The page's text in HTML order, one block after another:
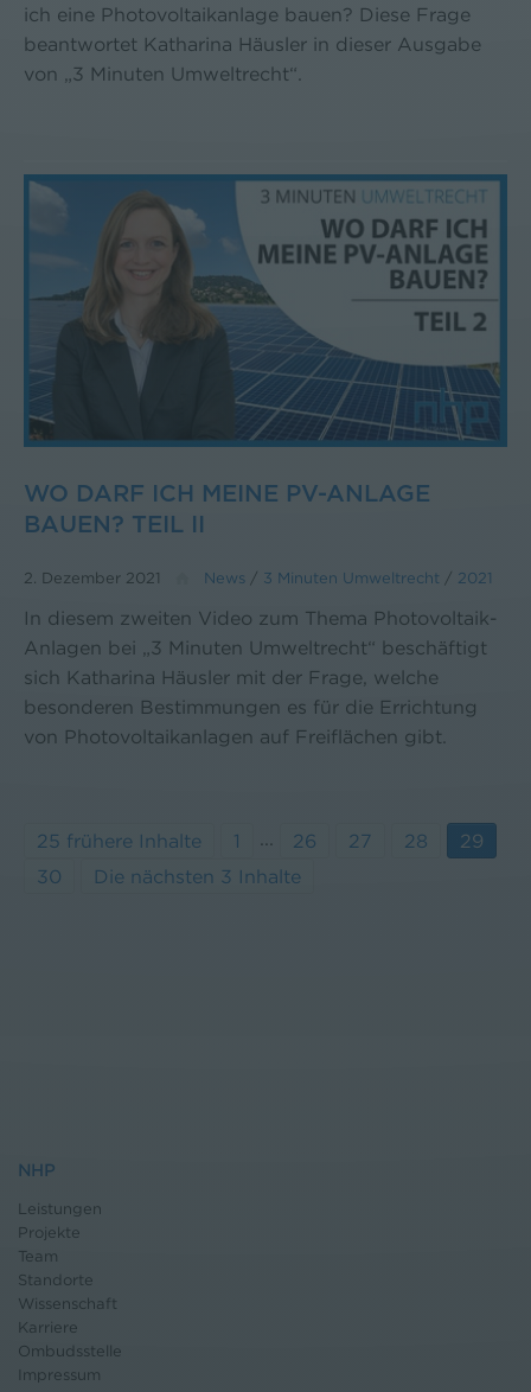
ich eine Photovoltaikanlage bauen? Diese Frage
beantwortet Katharina Häusler in dieser Ausgabe
von „3 Minuten Umweltrecht“.
WO DARF ICH MEINE PV-ANLAGE
BAUEN? TEIL II
2. Dezember 2021 News / 3 Minuten Umweltrecht / 2021
In diesem zweiten Video zum Thema Photovoltaik-
Anlagen bei „3 Minuten Umweltrecht“ beschäftigt
sich Katharina Häusler mit der Frage, welche
besonderen Bestimmungen es für die Errichtung
von Photovoltaikanlagen auf Freiflächen gibt.
25 frühere Inhalte 1 26 27 28
29
30
Die nächsten 3 Inhalte
NHP
Leistungen
Projekte
Team
Standorte
Wissenschaft
Karriere
Ombudsstelle
Impressum